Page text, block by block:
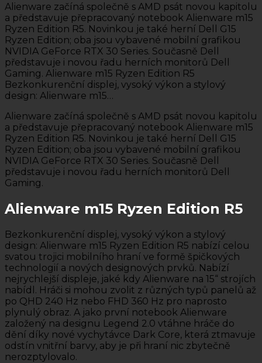
Alienware začíná společně s AMD psát novou kapitolu
a představuje přepracovaný notebook Alienware m15
Ryzen Edition R5. Novinkou je také herní Dell G15
Ryzen Edition; oba jsou vybavené mobilní grafikou
NVIDIA GeForce RTX 30 Series. Současně Dell
představuje i novou řadu herních monitorů Dell
Gaming. Alienware m15 Ryzen Edition R5
Bezkonkurenční displej, vysoký výkon a stylový
design: Alienware m15…
Alienware začíná společně s AMD psát novou kapitolu
a představuje přepracovaný notebook Alienware m15
Ryzen Edition R5. Novinkou je také herní Dell G15
Ryzen Edition; oba jsou vybavené mobilní grafikou
NVIDIA GeForce RTX 30 Series. Současně Dell
představuje i novou řadu herních monitorů Dell
Gaming.
Alienware m15 Ryzen Edition R5
Bezkonkurenční displej, vysoký výkon a stylový
design: Alienware m15 Ryzen Edition R5 nabízí celou
svatou trojici mobilního hraní ve formě špičkových
technologií a nových designových prvků. Nabízí
nejrychlejší displeje, jaké kdy Alienware na 15“ strojích
nabídl. Hráči si mohou zvolit z různých typů panelů až
po QHD 240 Hz nebo FHD 360 Hz pro naprosto
plynulý obraz. A jako první notebook Alienware
založený na designu Legend 2.0 vtáhne hráče do
dění díky nové vychytávce Dark Core, která ztmavuje
odstín vnitřní barvy, aby je při hraní nic zbytečně
nerozptylovalo.